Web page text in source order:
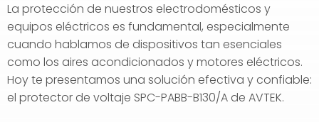
La protección de nuestros electrodomésticos y
equipos eléctricos es fundamental, especialmente
cuando hablamos de dispositivos tan esenciales
como los aires acondicionados y motores eléctricos.
Hoy te presentamos una solución efectiva y confiable:
el protector de voltaje SPC-PABB-B130/A de AVTEK.